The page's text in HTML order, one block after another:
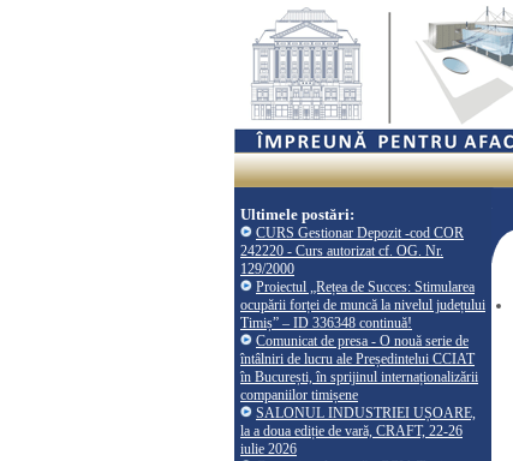
Ultimele postări:
CURS Gestionar Depozit -cod COR
242220 - Curs autorizat cf. OG. Nr.
129/2000
Proiectul „Rețea de Succes: Stimularea
ocupării forței de muncă la nivelul județului
Timiș” – ID 336348 continuă!
Comunicat de presa - O nouă serie de
întâlniri de lucru ale Președintelui CCIAT
în București, în sprijinul internaționalizării
companiilor timișene
SALONUL INDUSTRIEI UȘOARE,
la a doua ediție de vară, CRAFT, 22-26
iulie 2026